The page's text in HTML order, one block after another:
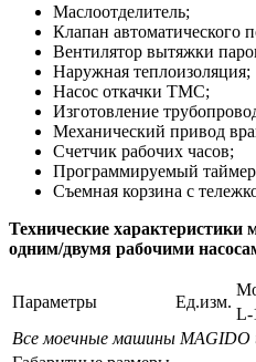
Маслоотделитель;
Клапан автоматического
Вентилятор вытяжки
Наружная теплоизоляция;
Насос откачки ТМС;
Изготовление
Механический привод
Счетчик рабочих часов;
Программируемый
Съемная корзина с
Технические
одним/двумя рабочими
Параметры Ед.изм.
L-
Все моечные машины MAGIDO